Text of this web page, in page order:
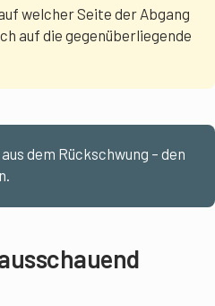
welcher Seite der Abgang
auf die gegenüberliegende
dem Rückschwung – den